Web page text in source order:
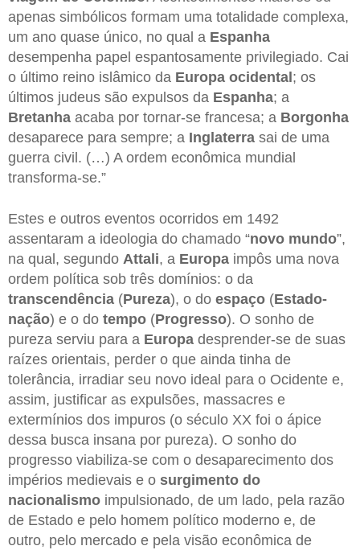
apenas simbólicos formam uma totalidade complexa,
um ano quase único, no qual a Espanha
desempenha papel espantosamente privilegiado. Cai
o último reino islâmico da Europa ocidental; os
últimos judeus são expulsos da Espanha; a
Bretanha acaba por tornar-se francesa; a Borgonha
desaparece para sempre; a Inglaterra sai de uma
guerra civil. (…) A ordem econômica mundial
transforma-se.”
Estes e outros eventos ocorridos em 1492
assentaram a ideologia do chamado “novo mundo”,
na qual, segundo Attali, a Europa impôs uma nova
ordem política sob três domínios: o da
transcendência (Pureza), o do espaço (Estado-
nação) e o do tempo (Progresso). O sonho de
pureza serviu para a Europa desprender-se de suas
raízes orientais, perder o que ainda tinha de
tolerância, irradiar seu novo ideal para o Ocidente e,
assim, justificar as expulsões, massacres e
extermínios dos impuros (o século XX foi o ápice
dessa busca insana por pureza). O sonho do
progresso viabiliza-se com o desaparecimento dos
impérios medievais e o surgimento do
nacionalismo impulsionado, de um lado, pela razão
de Estado e pelo homem político moderno e, de
outro, pelo mercado e pela visão econômica de